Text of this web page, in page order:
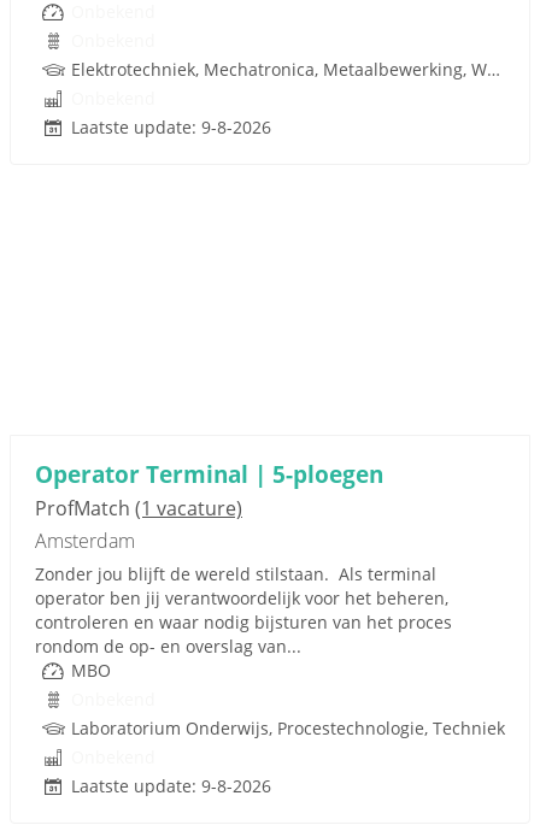
Elektrotechniek, Mechatronica, Metaalbewerking, Werktuigbouwkunde, Metaal, Techniek
Laatste update: 9-8-2026
Operator Terminal | 5-ploegen
ProfMatch (1 vacature)
Amsterdam
Zonder jou blijft de wereld stilstaan. Als terminal
operator ben jij verantwoordelijk voor het beheren,
controleren en waar nodig bijsturen van het proces
rondom de op- en overslag van...
MBO
Laboratorium Onderwijs, Procestechnologie, Techniek
Laatste update: 9-8-2026